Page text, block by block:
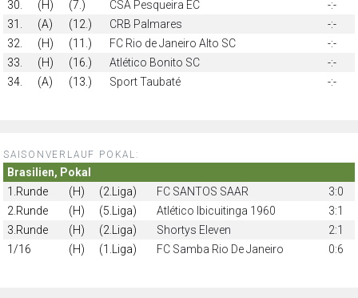
30.
(H) (7.) CSA Pesqueira EC
-:-
31.
(A) (12.) CRB Palmares
-:-
32.
(H) (11.) FC Rio de Janeiro Alto SC
-:-
33.
(H) (16.) Atlético Bonito SC
-:-
34.
(A) (13.) Sport Taubaté -:-
SAISONVERLAUF POKAL:
Brasilien, Pokal
1.Runde
(H) (2.Liga) FC SANTOS SAAR
3:0
2.Runde
(H) (5.Liga) Atlético Ibicuitinga 1960
3:1
3.Runde
(H) (2.Liga) Shortys Eleven
2:1
1/16
(H) (1.Liga) FC Samba Rio De Janeiro 0:6